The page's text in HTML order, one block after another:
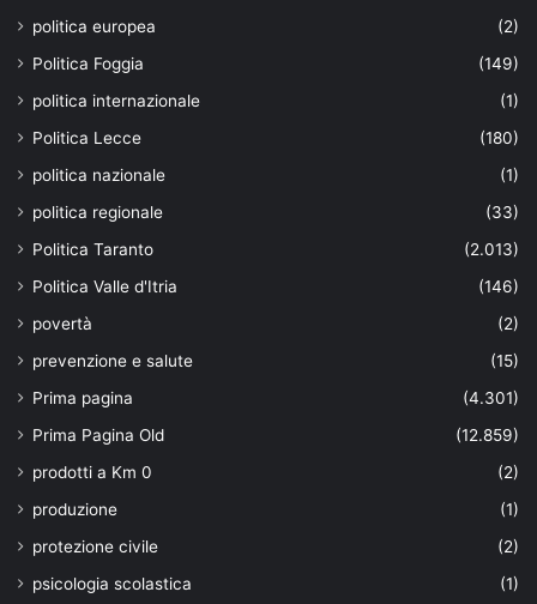
politica europea
(2)
Politica Foggia
(149)
politica internazionale
(1)
Politica Lecce
(180)
politica nazionale
(1)
politica regionale
(33)
Politica Taranto
(2.013)
Politica Valle d'Itria
(146)
povertà
(2)
prevenzione e salute
(15)
Prima pagina
(4.301)
Prima Pagina Old
(12.859)
prodotti a Km 0
(2)
produzione
(1)
protezione civile
(2)
psicologia scolastica
(1)